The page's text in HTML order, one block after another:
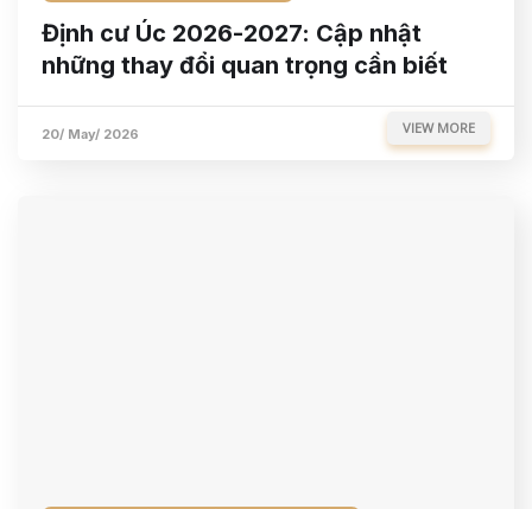
Định cư Úc 2026-2027: Cập nhật
những thay đổi quan trọng cần biết
20/ May/ 2026 VIEW MORE